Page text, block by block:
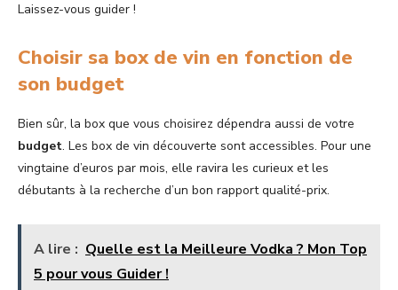
Laissez-vous guider !
Choisir sa box de vin en fonction de
son budget
Bien sûr, la box que vous choisirez dépendra aussi de votre
budget. Les box de vin découverte sont accessibles. Pour une
vingtaine d’euros par mois, elle ravira les curieux et les
débutants à la recherche d’un bon rapport qualité-prix.
A lire : Quelle est la Meilleure Vodka ? Mon Top
5 pour vous Guider !